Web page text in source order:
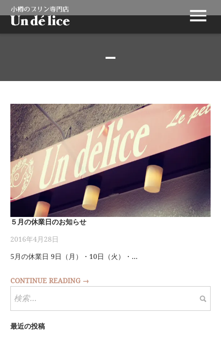
５月の休業日のお知らせ
2016年4月28日
5月の休業日 9日（月）・10日（火）・…
CONTINUE READING →
索:
最近の投稿